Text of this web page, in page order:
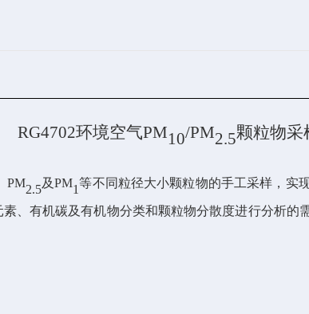
RG4702环境空气PM10/PM2.5颗粒物采
PM2 5及PM1等不同粒径大小颗粒物的手工采样，实
、有机碳及有机物分类和颗粒物分散度进行分析